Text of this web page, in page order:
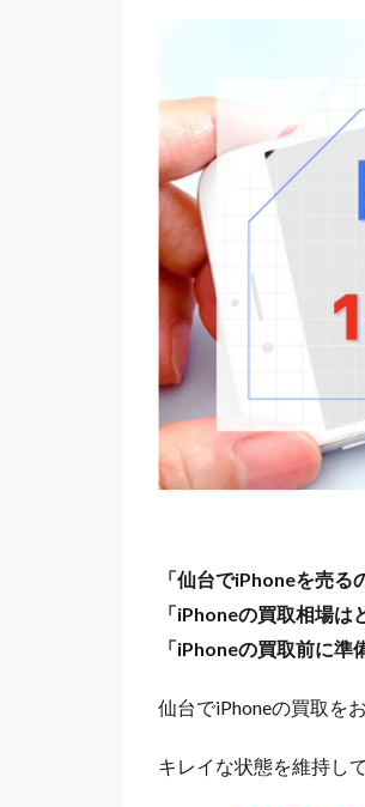
「仙台でiPhoneを売る
「iPhoneの買取相場は
「iPhoneの買取前に準
仙台でiPhoneの買取を
キレイな状態を維持し